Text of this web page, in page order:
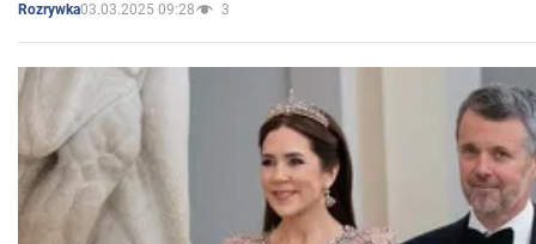
Rozrywka03.03.2025 09:28 3